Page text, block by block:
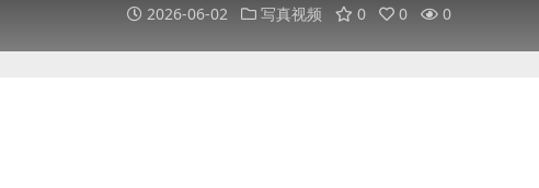
2026-06-02 写真视频 0 0 0